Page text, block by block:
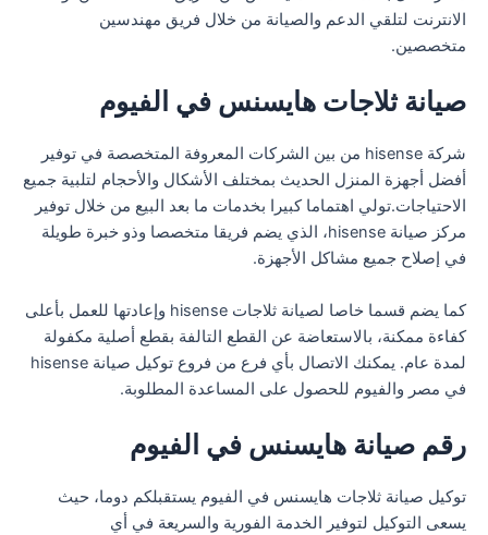
الانترنت لتلقي الدعم والصيانة من خلال فريق مهندسين
متخصصين.
صيانة ثلاجات هايسنس في الفيوم
شركة hisense من بين الشركات المعروفة المتخصصة في توفير
أفضل أجهزة المنزل الحديث بمختلف الأشكال والأحجام لتلبية جميع
الاحتياجات.تولي اهتماما كبيرا بخدمات ما بعد البيع من خلال توفير
مركز صيانة hisense، الذي يضم فريقا متخصصا وذو خبرة طويلة
في إصلاح جميع مشاكل الأجهزة.
كما يضم قسما خاصا لصيانة ثلاجات hisense وإعادتها للعمل بأعلى
كفاءة ممكنة، بالاستعاضة عن القطع التالفة بقطع أصلية مكفولة
لمدة عام. يمكنك الاتصال بأي فرع من فروع توكيل صيانة hisense
في مصر والفيوم للحصول على المساعدة المطلوبة.
رقم صيانة هايسنس في الفيوم
توكيل صيانة ثلاجات هايسنس في الفيوم يستقبلكم دوما، حيث
يسعى التوكيل لتوفير الخدمة الفورية والسريعة في أي